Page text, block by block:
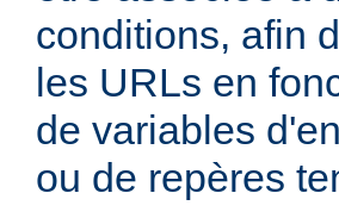
conditions, afin
les URLs en
de variables
ou de repères